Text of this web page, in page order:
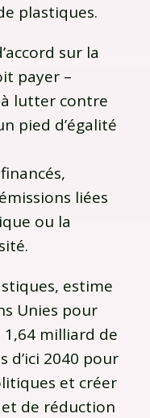
plastiques.
sur la
payer –
lutter contre
pied d’égalité
liées
ou la
estime
Unies pour
1,64 milliard de
d’ici 2040 pour
et créer
de réduction